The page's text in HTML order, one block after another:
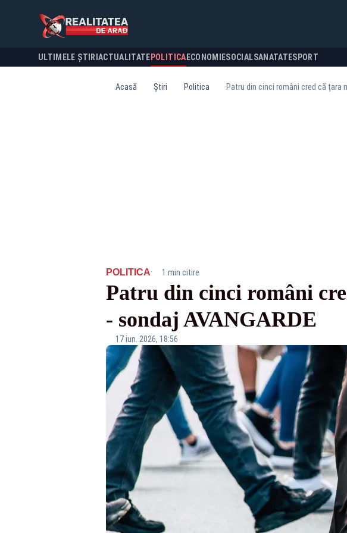
ULTIMELE ȘTIRI ACTUALITATE POLITICA ECONOMIESOCIALSANATATESPORT
Acasă Știri Politica Patru din cinci români cred că țara
POLITICA· 1 min citire
Patru din cinci români
- sondaj AVANGARDE
17 iun. 2026, 18:56